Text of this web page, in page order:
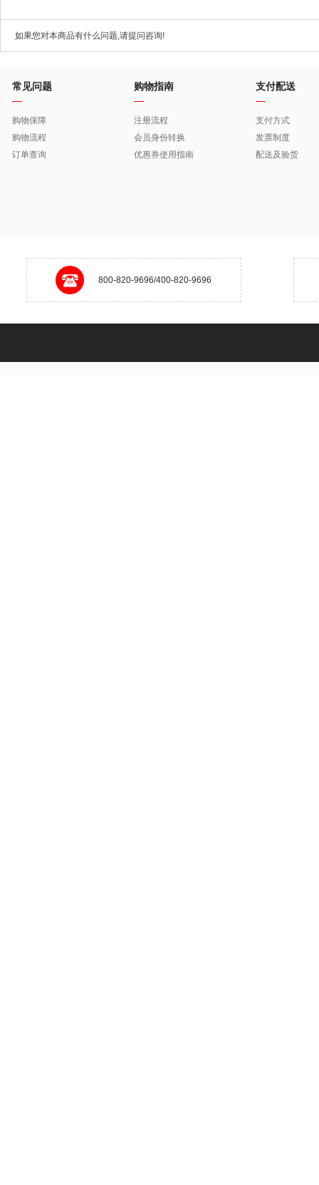
如果您对本商品有什么问题,请提问咨询!
常见问题
购物保障
购物流程
订单查询
购物指南
注册流程
会员身份转换
优惠券使用指南
支付配送
支付方式
发票制度
配送及验货
800-820-9696/400-820-9696